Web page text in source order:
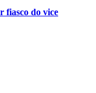
fiasco do vice